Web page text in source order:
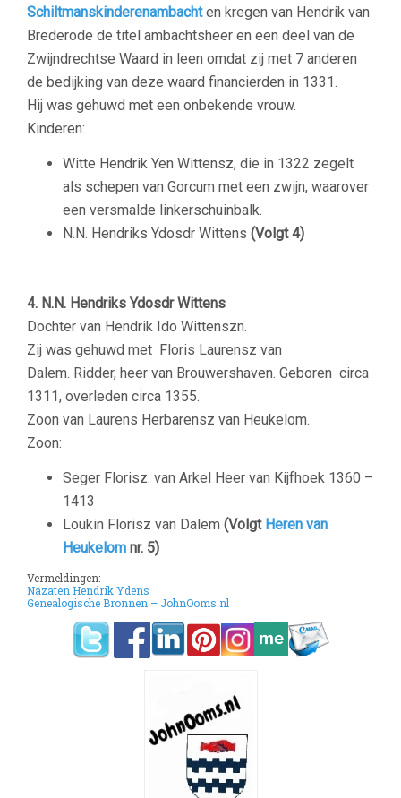
Schiltmanskinderenambachten kregen van Hendrik van
Brederode de titel ambachtsheer en een deel van de
Zwijndrechtse Waard in leen omdat zij met 7 anderen
de bedijking van deze waard financierden in 1331.
Hij was gehuwd met een onbekende vrouw.
Kinderen:
Witte Hendrik Yen Wittensz, die in 1322 zegelt
als schepen van Gorcum met een zwijn, waarover
een versmalde linkerschuinbalk.
N.N. Hendriks Ydosdr Wittens (Volgt 4)
4. N.N. Hendriks Ydosdr Wittens
Dochter van Hendrik Ido Wittenszn.
Zij was gehuwd met Floris Laurensz van
Dalem. Ridder, heer van Brouwershaven. Geboren circa
1311, overleden circa 1355.
Zoon van Laurens Herbarensz van Heukelom.
Zoon:
Seger Florisz. van Arkel Heer van Kijfhoek 1360 –
1413
Loukin Florisz van Dalem (Volgt Heren van
Heukelom nr. 5)
Vermeldingen:
Nazaten Hendrik Ydens
Genealogische Bronnen – JohnOoms.nl